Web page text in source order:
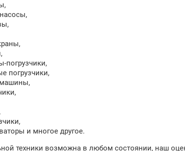
погрузчики,
погрузчики,
и многое другое.
техники возможна в любом состоянии, наш